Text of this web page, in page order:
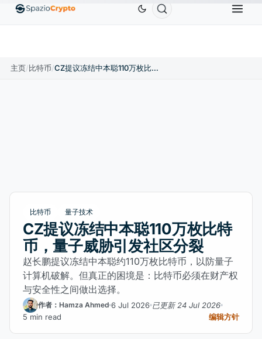
EthereumETHUS$1,880.58 TetherUSDT ↑0.00%
主页/比特币/ CZ提议冻结中本聪110万枚比特币，量子威胁引发社区分裂
比特币 量子技术
CZ提议冻结中本聪110万枚比特
币，量子威胁引发社区分裂
赵长鹏提议冻结中本聪约110万枚比特币，以防量子
计算机破解。但真正的困境是：比特币必须在财产权
与安全性之间做出选择。
作者：Hamza Ahmed 6 Jul 2026 已更新 24 Jul 2026
5 min read
编辑方针